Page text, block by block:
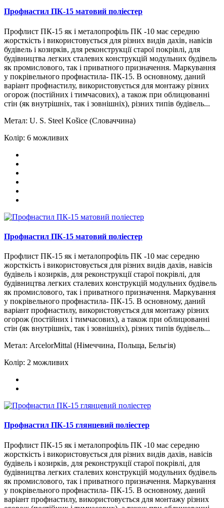
Профнастил ПК-15 матовий поліестер
Профлист ПК-15 як і металопрофіль ПК -10 має середню
жорсткість і використовується для різних видів дахів, навісів
будівель і козирків, для реконструкції старої покрівлі, для
будівництва легких сталевих конструкцій модульних будівель
як промислового, так і приватного призначення. Маркування
у покрівельного профнастила- ПК-15. В основному, даний
варіант профнастилу, використовується для монтажу різних
огорож (постійних і тимчасових), а також при облицюванні
стін (як внутрішніх, так і зовнішніх), різних типів будівель...
Метал: U. S. Steel Košice (Словаччина)
Колір: 6 можливих
Профнастил ПК-15 матовий поліестер
Профлист ПК-15 як і металопрофіль ПК -10 має середню
жорсткість і використовується для різних видів дахів, навісів
будівель і козирків, для реконструкції старої покрівлі, для
будівництва легких сталевих конструкцій модульних будівель
як промислового, так і приватного призначення. Маркування
у покрівельного профнастила- ПК-15. В основному, даний
варіант профнастилу, використовується для монтажу різних
огорож (постійних і тимчасових), а також при облицюванні
стін (як внутрішніх, так і зовнішніх), різних типів будівель...
Метал: ArcelorMittal (Німеччина, Польща, Бельгія)
Колір: 2 можливих
Профнастил ПК-15 глянцевий поліестер
Профлист ПК-15 як і металопрофіль ПК -10 має середню
жорсткість і використовується для різних видів дахів, навісів
будівель і козирків, для реконструкції старої покрівлі, для
будівництва легких сталевих конструкцій модульних будівель
як промислового, так і приватного призначення. Маркування
у покрівельного профнастила- ПК-15. В основному, даний
варіант профнастилу, використовується для монтажу різних